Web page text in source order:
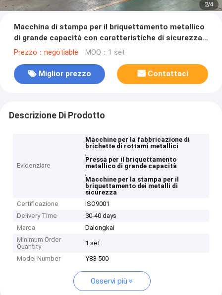
2/4
Macchina di stampa per il briquettamento metallico
di grande capacità con caratteristiche di sicurezza
avanzate
Prezzo：negotiable MOQ：1 set
Miglior prezzo Contattaci
Descrizione Di Prodotto
Evidenziare
Macchine per la fabbricazione di
brichette di rottami metallici
,
Pressa per il briquettamento
metallico di grande capacità
,
Macchine per la stampa per il
briquettamento dei metalli di
sicurezza
Certificazione
ISO9001
Delivery Time
30-40 days
Marca
Dalongkai
Minimum Order
Quantity
1 set
Model Number Y83-500
Osservi più